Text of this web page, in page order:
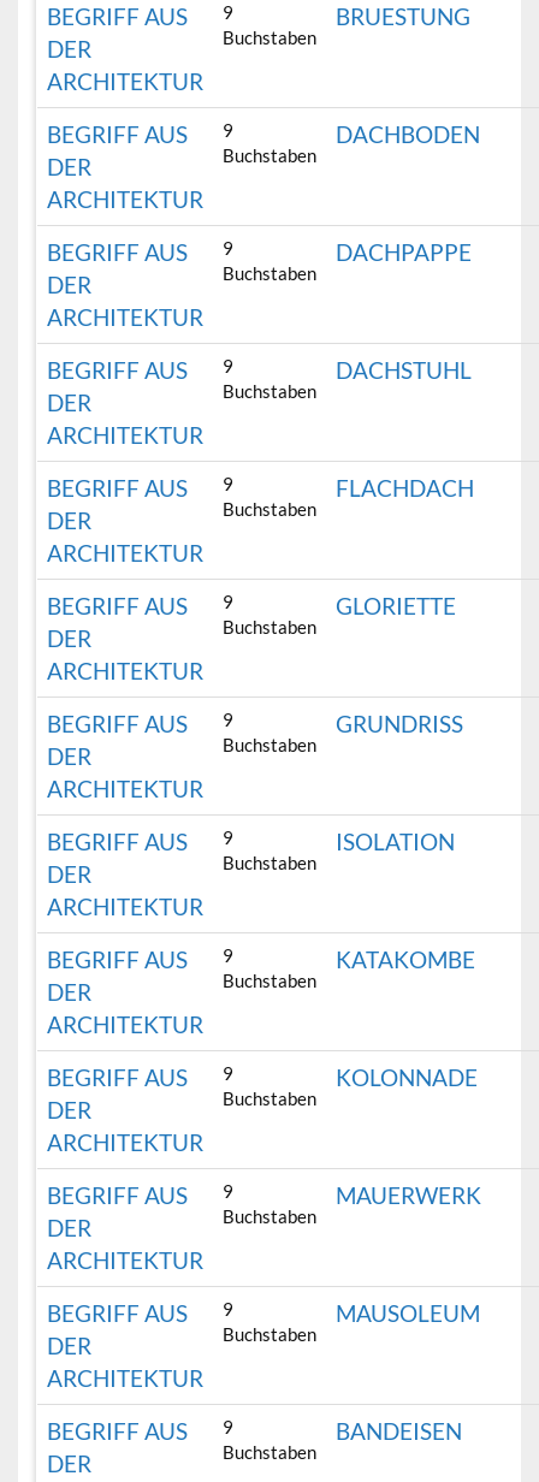
BEGRIFF AUS
DER
ARCHITEKTUR
9
Buchstaben
BRUESTUNG
BEGRIFF AUS
DER
ARCHITEKTUR
9
Buchstaben
DACHBODEN
BEGRIFF AUS
DER
ARCHITEKTUR
9
Buchstaben
DACHPAPPE
BEGRIFF AUS
DER
ARCHITEKTUR
9
Buchstaben
DACHSTUHL
BEGRIFF AUS
DER
ARCHITEKTUR
9
Buchstaben
FLACHDACH
BEGRIFF AUS
DER
ARCHITEKTUR
9
Buchstaben
GLORIETTE
BEGRIFF AUS
DER
ARCHITEKTUR
9
Buchstaben
GRUNDRISS
BEGRIFF AUS
DER
ARCHITEKTUR
9
Buchstaben
ISOLATION
BEGRIFF AUS
DER
ARCHITEKTUR
9
Buchstaben
KATAKOMBE
BEGRIFF AUS
DER
ARCHITEKTUR
9
Buchstaben
KOLONNADE
BEGRIFF AUS
DER
ARCHITEKTUR
9
Buchstaben
MAUERWERK
BEGRIFF AUS
DER
ARCHITEKTUR
9
Buchstaben
MAUSOLEUM
BEGRIFF AUS
DER
9
Buchstaben
BANDEISEN